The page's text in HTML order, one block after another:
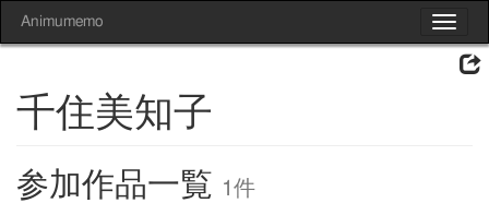
Toggle
Animumemo
千住美知子
参加作品一覧 1件